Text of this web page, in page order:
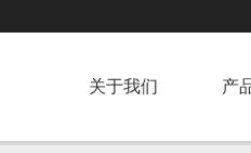
关于我们 产